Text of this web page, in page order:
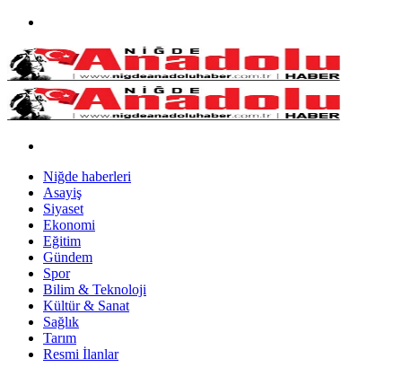
Niğde haberleri
Asayiş
Siyaset
Ekonomi
Eğitim
Gündem
Spor
Bilim & Teknoloji
Kültür & Sanat
Sağlık
Tarım
Resmi İlanlar